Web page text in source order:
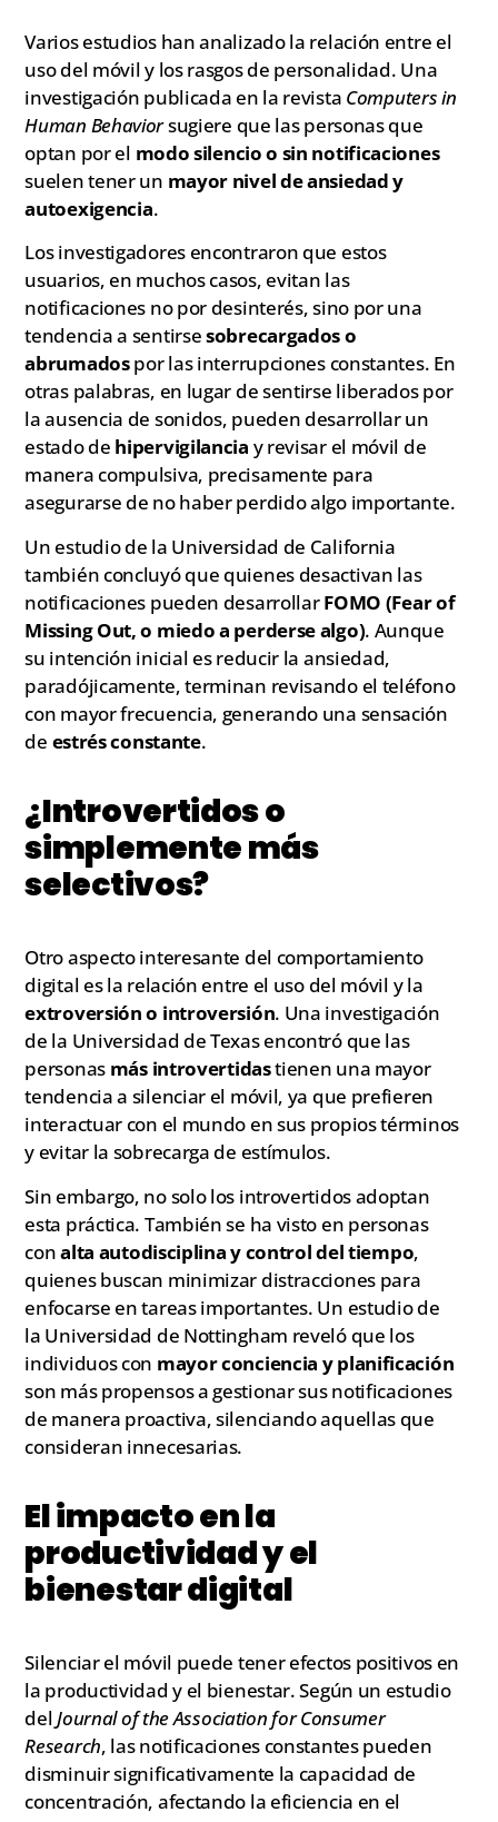
Varios estudios han analizado la relación entre el
uso del móvil y los rasgos de personalidad. Una
investigación publicada en la revista Computers in
Human Behaviorsugiere que las personas que
optan por el modo silencio o sin notificaciones
suelen tener un mayor nivel de ansiedad y
autoexigencia.
Los investigadores encontraron que estos
usuarios, en muchos casos, evitan las
notificaciones no por desinterés, sino por una
tendencia a sentirsesobrecargados o
abrumadospor las interrupciones constantes. En
otras palabras, en lugar de sentirse liberados por
la ausencia de sonidos, pueden desarrollar un
estado de hipervigilancia y revisar el móvil de
manera compulsiva, precisamente para
asegurarse de no haber perdido algo importante.
Un estudio de la Universidad de California
también concluyó que quienes desactivan las
notificaciones pueden desarrollarFOMO (Fear of
Missing Out, o miedo a perderse algo). Aunque
su intención inicial es reducir la ansiedad,
paradójicamente, terminan revisando el teléfono
con mayor frecuencia, generando una sensación
de estrés constante.
¿Introvertidos o
simplemente más
selectivos?
Otro aspecto interesante del comportamiento
digital es la relación entre el uso del móvil y la
extroversión o introversión. Una investigación
de la Universidad de Texas encontró que las
personas más introvertidastienen una mayor
tendencia a silenciar el móvil, ya que prefieren
interactuar con el mundo en sus propios términos
y evitar la sobrecarga de estímulos.
Sin embargo, no solo los introvertidos adoptan
esta práctica. También se ha visto en personas
conalta autodisciplina y control del tiempo,
quienes buscan minimizar distracciones para
enfocarse en tareas importantes. Un estudio de
la Universidad de Nottingham reveló que los
individuos con mayor conciencia y planificación
son más propensos a gestionar sus notificaciones
de manera proactiva, silenciando aquellas que
consideran innecesarias.
El impacto en la
productividad y el
bienestar digital
Silenciar el móvil puede tener efectos positivos en
la productividad y el bienestar. Según un estudio
delJournal of the Association for Consumer
Research, las notificaciones constantes pueden
disminuir significativamente la capacidad de
concentración, afectando la eficiencia en el